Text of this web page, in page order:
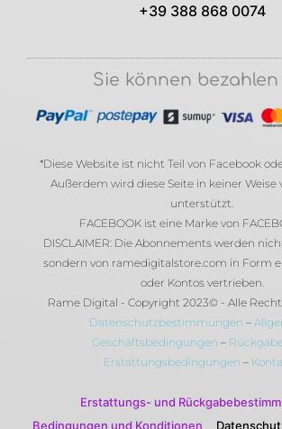
+39 388 868 0074
Sie können
*Diese Website ist nicht Teil von Facebook
Außerdem wird diese Seite in keiner Weise
unterstützt.
FACEBOOK ist eine Marke von
DISCLAIMER: Die Abonnements werden
sondern von ramedigitalstore.com in Form
oder Kontos vertrieben.
Rame Digital - Copyright 2023© - Alle
Datenschutzbestimmungen –
Geschäftsbedingungen –
Erstattungsbedingungen –
Erstattungs- und
Bedingungen und Konditionen